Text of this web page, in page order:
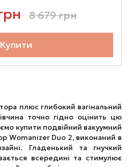
8 679 грн
Купити
плюс глибокий вагінальний
точно гідно оцінить цю
купити подвійний вакуумний
Womanizer Duo 2, виконаний в
Гладенький та гнучкий
всередині та стимулює